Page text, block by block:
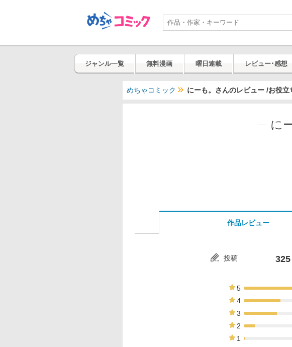
ジャンル一覧 無料漫画 曜日連載 レビュー･感想
めちゃコミック にーも。さんのレビュー /お役立
に
作品レビュー
投稿 325
5
4
3
2
1